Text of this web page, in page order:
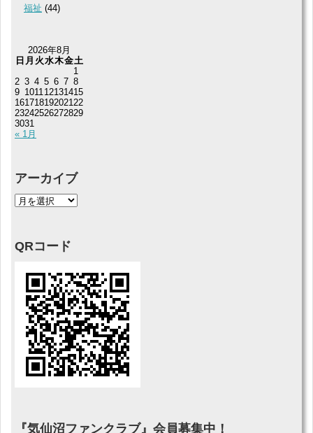
福祉 (44)
2026年8月
日 月 火水木金土
« 1月
1
2 3 4 5 6 7 8
9 1011 12131415
161718192021 22
23242526272829
3031
アーカイブ
QRコード
『気仙沼ファンクラブ』会員募集中！